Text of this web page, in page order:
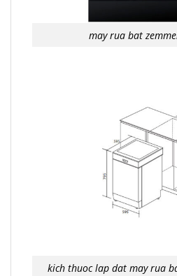
may rua bat
kich thuoc lap dat may rua